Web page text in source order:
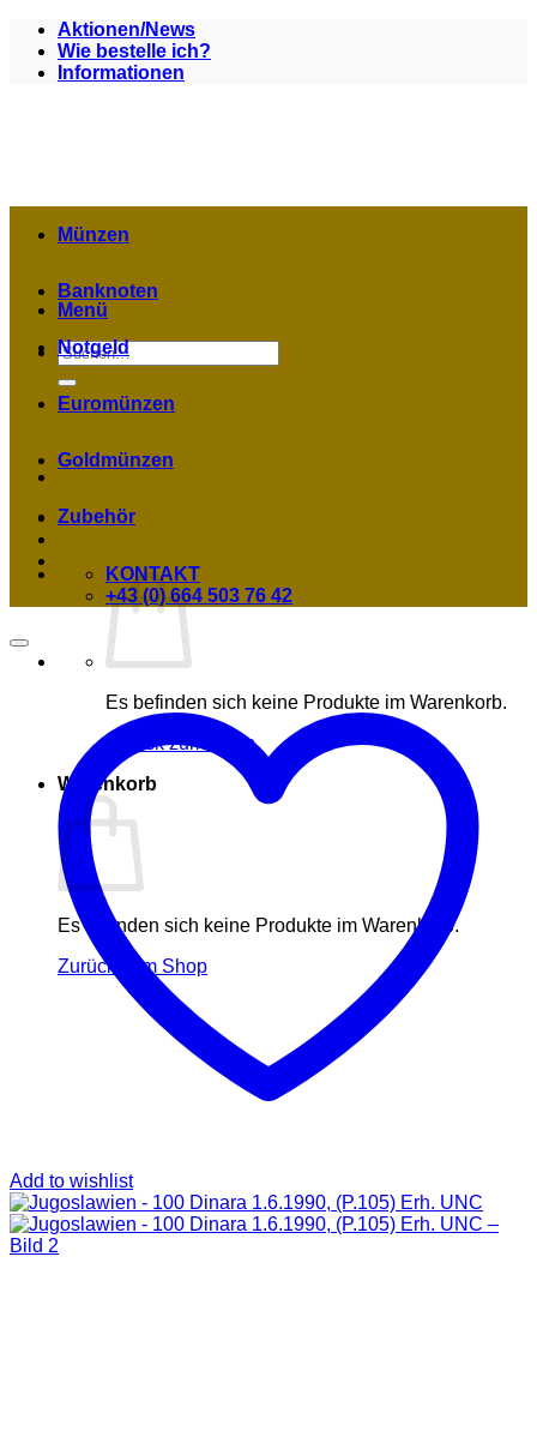
Zum
Inhalt
springen
Aktionen/News
Wie bestelle ich?
Informationen
Menü
Suchen
nach:
Es befinden sich keine Produkte im Warenkorb.
Zurück zum Shop
Warenkorb
Es befinden sich keine Produkte im Warenkorb.
Zurück zum Shop
Münzen
Banknoten
Notgeld
Euromünzen
Goldmünzen
Zubehör
KONTAKT
+43 (0) 664 503 76 42
Add to wishlist